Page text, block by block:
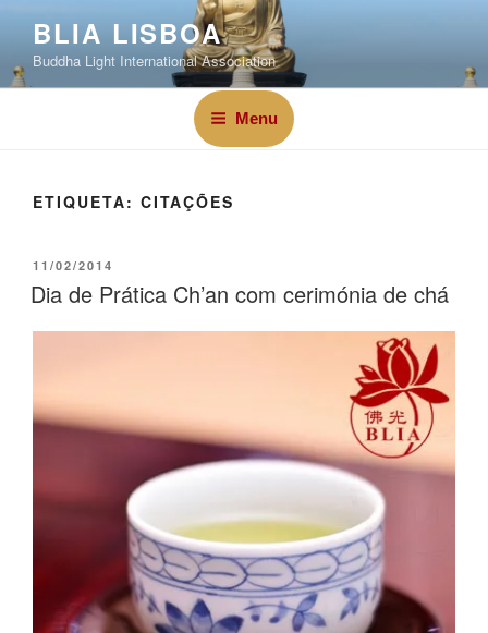
BLIA LISBOA
Buddha Light International Association
Menu
ETIQUETA: CITAÇÕES
11/02/2014
Dia de Prática Ch’an com cerimónia de chá